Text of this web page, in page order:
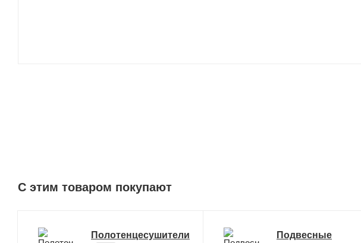
C этим товаром покупают
Полотенцесушители
Подвесные